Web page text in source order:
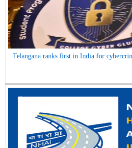
Telangana ranks first in India for